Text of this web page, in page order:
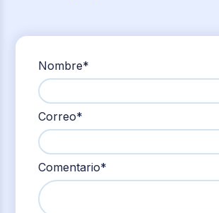
Nombre*
Correo*
Comentario*